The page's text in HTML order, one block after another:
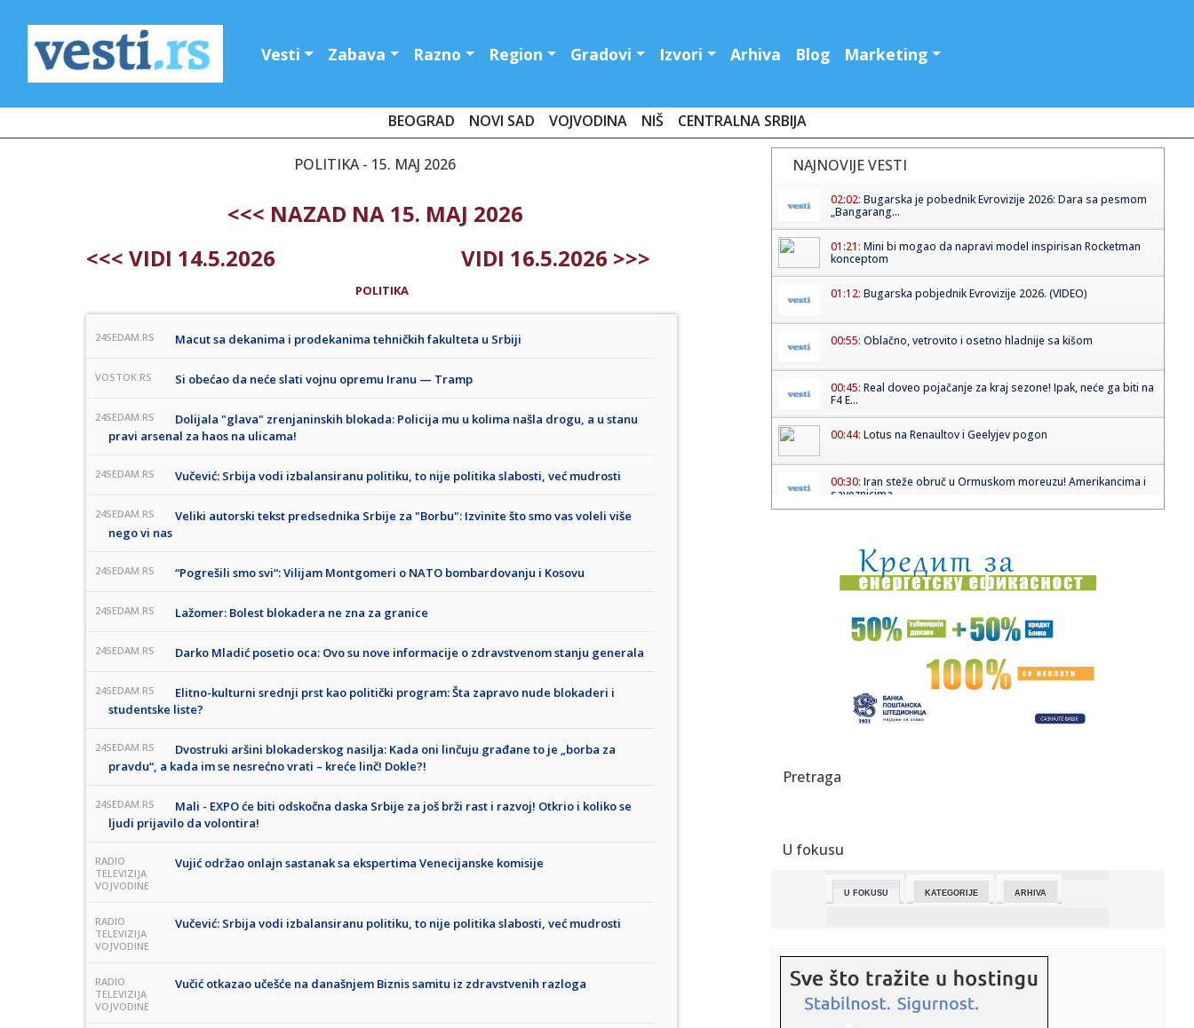
Vesti Zabava Razno Region Gradovi Izvori Arhiva Blog Marketing
BEOGRAD NOVI SAD VOJVODINA NIŠ CENTRALNA SRBIJA
POLITIKA - 15. MAJ 2026
<<< NAZAD NA 15. MAJ 2026
<<< VIDI 14.5.2026
VIDI 16.5.2026 >>>
POLITIKA
24SEDAM.RS Macut sa dekanima i prodekanima tehničkih fakulteta u Srbiji
VOSTOK.RS Si obećao da neće slati vojnu opremu Iranu — Tramp
24SEDAM.RS
Dolijala "glava" zrenjaninskih blokada: Policija mu u kolima našla drogu, a u stanu
pravi arsenal za haos na ulicama!
24SEDAM.RS Vučević: Srbija vodi izbalansiranu politiku, to nije politika slabosti, već mudrosti
24SEDAM.RS
Veliki autorski tekst predsednika Srbije za "Borbu": Izvinite što smo vas voleli više
nego vi nas
24SEDAM.RS “Pogrešili smo svi“: Vilijam Montgomeri o NATO bombardovanju i Kosovu
24SEDAM.RS Lažomer: Bolest blokadera ne zna za granice
24SEDAM.RS Darko Mladić posetio oca: Ovo su nove informacije o zdravstvenom stanju generala
24SEDAM.RS
Elitno-kulturni srednji prst kao politički program: Šta zapravo nude blokaderi i
studentske liste?
24SEDAM.RS
Dvostruki aršini blokaderskog nasilja: Kada oni linčuju građane to je „borba za
pravdu“, a kada im se nesrećno vrati – kreće linč! Dokle?!
24SEDAM.RS
Mali - EXPO će biti odskočna daska Srbije za još brži rast i razvoj! Otkrio i koliko se
ljudi prijavilo da volontira!
RADIO
TELEVIZIJA
VOJVODINE
Vujić održao onlajn sastanak sa ekspertima Venecijanske komisije
RADIO
TELEVIZIJA
VOJVODINE
Vučević: Srbija vodi izbalansiranu politiku, to nije politika slabosti, već mudrosti
RADIO
TELEVIZIJA
VOJVODINE
Vučić otkazao učešće na današnjem Biznis samitu iz zdravstvenih razloga
NAJNOVIJE VESTI
02:02: Bugarska je pobednik Evrovizije 2026: Dara sa pesmom
„Bangarang...
01:21: Mini bi mogao da napravi model inspirisan Rocketman
konceptom
01:12: Bugarska pobjednik Evrovizije 2026. (VIDEO)
00:55: Oblačno, vetrovito i osetno hladnije sa kišom
00:45: Real doveo pojačanje za kraj sezone! Ipak, neće ga biti na
F4 E...
00:44: Lotus na Renaultov i Geelyjev pogon
00:30: Iran steže obruč u Ormuskom moreuzu! Amerikancima i
saveznicima...
00:09:Vremeplov: Lancia Stratos
00:04:Češka traži da se ponovi njihov nastup na Evroviziji zbog
ovog...
Orban: Mađar priča gluposti, za 16 godina smo ojačali
23:49:VELIKI UDARAC ZA PARTIZAN: Crno-beli ostaju bez važnog
sarajevsk...
23:48:
23:48:
Nizozemac osuđen zbog vandalizma ispred Islamskog
23:41:Upali u Orbanove odaje i pokazali sve! Kamera snimila
luksuz, zla...
Pretraga
U fokusu
U FOKUSU KATEGORIJE ARHIVA